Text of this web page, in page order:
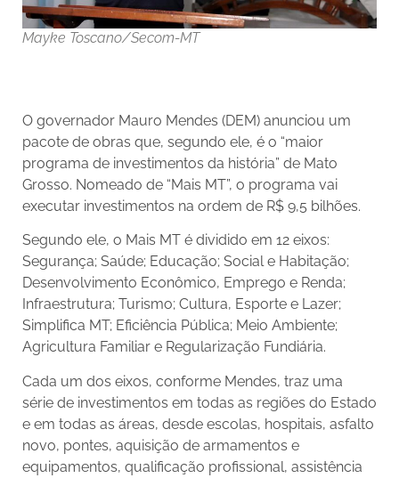
Mayke Toscano/Secom-MT
O governador Mauro Mendes (DEM) anunciou um
pacote de obras que, segundo ele, é o “maior
programa de investimentos da história” de Mato
Grosso. Nomeado de “Mais MT”, o programa vai
executar investimentos na ordem de R$ 9,5 bilhões.
Segundo ele, o Mais MT é dividido em 12 eixos:
Segurança; Saúde; Educação; Social e Habitação;
Desenvolvimento Econômico, Emprego e Renda;
Infraestrutura; Turismo; Cultura, Esporte e Lazer;
Simplifica MT; Eficiência Pública; Meio Ambiente;
Agricultura Familiar e Regularização Fundiária.
Cada um dos eixos, conforme Mendes, traz uma
série de investimentos em todas as regiões do Estado
e em todas as áreas, desde escolas, hospitais, asfalto
novo, pontes, aquisição de armamentos e
equipamentos, qualificação profissional, assistência